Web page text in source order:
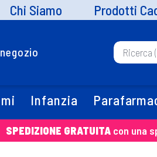
Chi Siamo Prodotti
Infanzia
SPEDIZIONE GRATUITA con una